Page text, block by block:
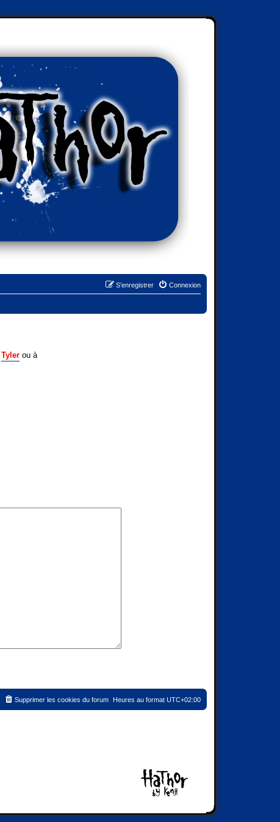
Connexion
S’enregistrer
Tyler ou à
Heures au format UTC+02:00
Supprimer les cookies du forum